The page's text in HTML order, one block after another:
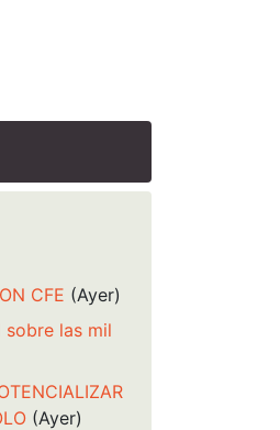
CFE (Ayer)
sobre las mil
(Ayer)